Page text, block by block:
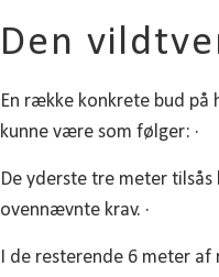
Den
En række konkrete bud på
kunne være som følger: ·
De yderste tre meter
ovennævnte krav. ·
I de resterende 6 meter